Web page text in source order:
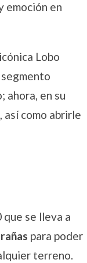
emoción en
Lobo
ahora, en su
como abrirle
se lleva a
para poder
terreno.